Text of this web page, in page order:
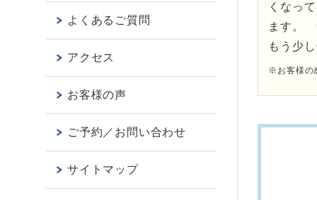
くなっ
ます。
もう少
※お客様の
よくあるご質問
アクセス
お客様の声
ご予約／お問い合わせ
サイトマップ